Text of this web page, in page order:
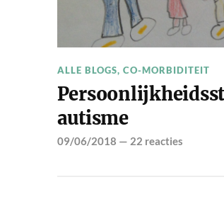
ALLE BLOGS, CO-MORBIDITEIT
autisme
09/06/2018 — 22 reacties